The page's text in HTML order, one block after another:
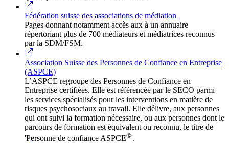
Fédération suisse des associations de médiation
Pages donnant notamment accès aux à un annuaire
répertoriant plus de 700 médiateurs et médiatrices reconnus
par la SDM/FSM.
Association Suisse des Personnes de Confiance en Entreprise
(ASPCE)
L’ASPCE regroupe des Personnes de Confiance en
Entreprise certifiées. Elle est référencée par le SECO parmi
les services spécialisés pour les interventions en matière de
risques psychosociaux au travail. Elle délivre, aux personnes
qui ont suivi la formation nécessaire, ou aux personnes dont le
parcours de formation est équivalent ou reconnu, le titre de
'Personne de confiance ASPCE®'.